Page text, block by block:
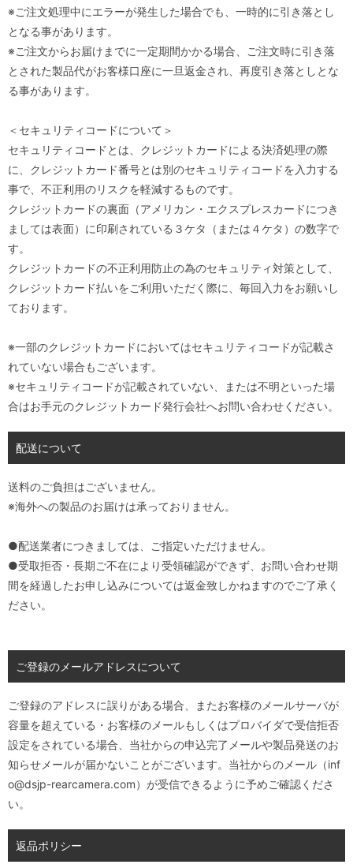
※ご注文処理中にエラーが発生した場合でも、一時的に引き落とし
となる事があります。
※ご注文からお届けまでに一定期間かかる場合、ご注文時に引き落
とされた製品代がお客様口座に一旦返金され、再度引き落としとな
る事があります。
＜セキュリティコードについて＞
セキュリティコードとは、クレジットカードによる決済処理の際
に、クレジットカード番号とは別のセキュリティコードを入力する
事で、不正利用のリスクを軽減するものです。
クレジットカードの裏面（アメリカン・エクスプレスカードにつき
ましては表面）に印刷されている３ケタ（または４ケタ）の数字で
す。
クレジットカードの不正利用防止の為のセキュリティ対策として、
クレジットカード払いをご利用いただく際に、毎回入力をお願いし
ております。
※一部のクレジットカードにおいてはセキュリティコードが記載さ
れていない場合もございます。
※セキュリティコードが記載されていない、または不明といった場
合はお手元のクレジットカード発行会社へお問い合わせください。
配送について
送料のご負担はございません。
※海外への製品のお届けは承っておりません。
●配送業者につきましては、ご指定いただけません。
●受取拒否・長期ご不在により受領確認ができず、お問い合わせ期
間を経過したお申し込みについては返金致しかねますのでご了承く
ださい。
ご登録のメールアドレスについて
ご登録のアドレスに誤りがある場合、またお客様のメールサーバが
容量を超えている・お客様のメールもしくはプロバイダで受信拒否
設定をされている場合、当社からの申込完了メールや製品発送のお
知らせメールが届かないことがございます。当社からのメール（inf
o@dsjp-rearcamera.com）が受信できるように予めご確認くださ
い。
返品ポリシー